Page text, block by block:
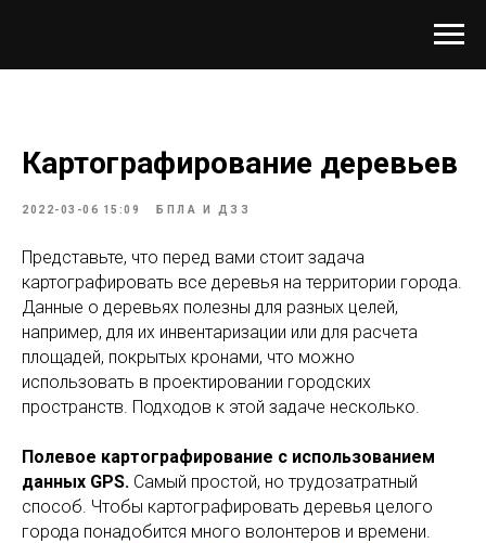
Картографирование деревьев
2022-03-06 15:09 БПЛА И ДЗЗ
Представьте, что перед вами стоит задача
картографировать все деревья на территории города.
Данные о деревьях полезны для разных целей,
например, для их инвентаризации или для расчета
площадей, покрытых кронами, что можно
использовать в проектировании городских
пространств. Подходов к этой задаче несколько.
Полевое картографирование с использованием
данных GPS. Самый простой, но трудозатратный
способ. Чтобы картографировать деревья целого
города понадобится много волонтеров и времени.